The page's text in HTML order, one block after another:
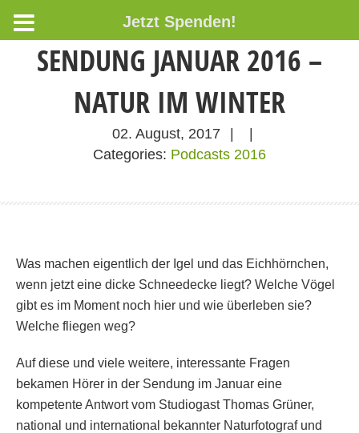
SENDUNG JANUAR 2016 –
NATUR IM WINTER
02. August, 2017
Categories: Podcasts 2016
Was machen eigentlich der Igel und das Eichhörnchen,
wenn jetzt eine dicke Schneedecke liegt? Welche Vögel
gibt es im Moment noch hier und wie überleben sie?
Welche fliegen weg?
Auf diese und viele weitere, interessante Fragen
bekamen Hörer in der Sendung im Januar eine
kompetente Antwort vom Studiogast Thomas Grüner,
national und international bekannter Naturfotograf und
Jetzt Spenden!